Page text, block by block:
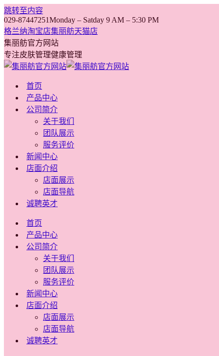
跳转至内容
029-87447251Monday – Satday 9 AM – 5:30 PM
格兰纳淘宝店集丽舫天猫店
集丽舫官方网站
专注皮肤管理健康管理
首页
产品中心
公司简介
关于我们
团队展示
服务评价
新闻中心
店面介绍
店面展示
店面导航
诚聘英才
首页
产品中心
公司简介
关于我们
团队展示
服务评价
新闻中心
店面介绍
店面展示
店面导航
诚聘英才